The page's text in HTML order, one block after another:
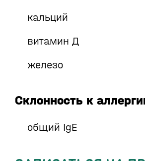
кальций
витамин Д
железо
Склонность к
общий IgE